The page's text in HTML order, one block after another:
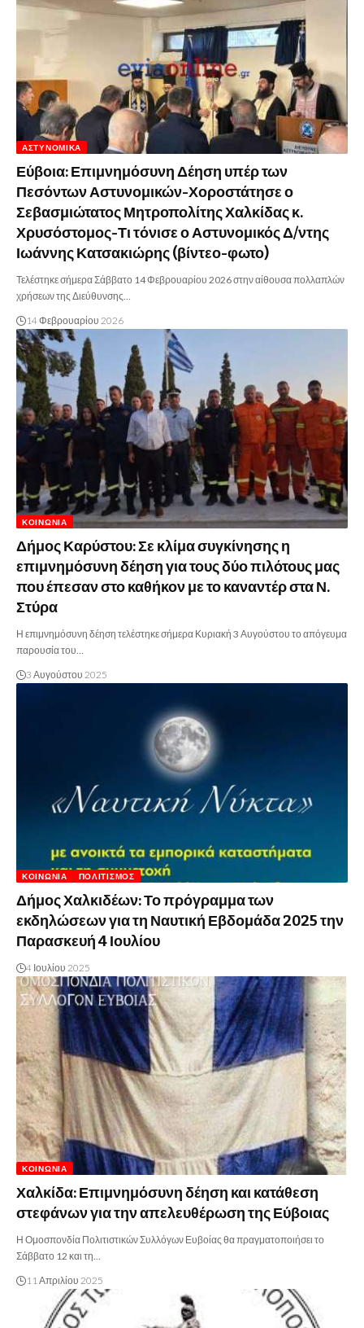
ΑΣΤΥΝΟΜΙΚΆ
Εύβοια: Επιμνημόσυνη Δέηση υπέρ των
Πεσόντων Αστυνομικών-Χοροστάτησε ο
Σεβασμιώτατος Μητροπολίτης Χαλκίδας κ.
Χρυσόστομος-Τι τόνισε ο Αστυνομικός Δ/ντης
Ιωάννης Κατσακιώρης (βίντεο-φωτο)
Τελέστηκε σήμερα Σάββατο 14 Φεβρουαρίου 2026 στην αίθουσα πολλαπλών
χρήσεων της Διεύθυνσης…
14 Φεβρουαρίου 2026
ΚΟΙΝΩΝΊΑ
Δήμος Καρύστου: Σε κλίμα συγκίνησης η
επιμνημόσυνη δέηση για τους δύο πιλότους μας
που έπεσαν στο καθήκον με το καναντέρ στα Ν.
Στύρα
Η επιμνημόσυνη δέηση τελέστηκε σήμερα Κυριακή 3 Αυγούστου το απόγευμα
παρουσία του…
3 Αυγούστου 2025
ΚΟΙΝΩΝΊΑ ΠΟΛΙΤΙΣΜΌΣ
Δήμος Χαλκιδέων: Το πρόγραμμα των
εκδηλώσεων για τη Ναυτική Εβδομάδα 2025 την
Παρασκευή 4 Ιουλίου
4 Ιουλίου 2025
ΚΟΙΝΩΝΊΑ
Χαλκίδα: Επιμνημόσυνη δέηση και κατάθεση
στεφάνων για την απελευθέρωση της Εύβοιας
Η Ομοσπονδία Πολιτιστικών Συλλόγων Ευβοίας θα πραγματοποιήσει το
Σάββατο 12 και τη…
11 Απριλίου 2025